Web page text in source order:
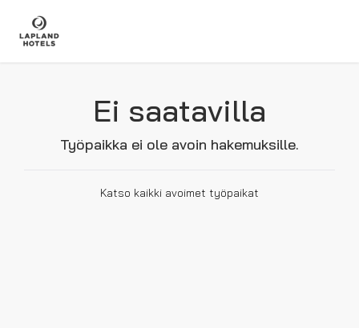
Ei saatavilla
Työpaikka ei ole avoin hakemuksille.
Katso kaikki avoimet työpaikat